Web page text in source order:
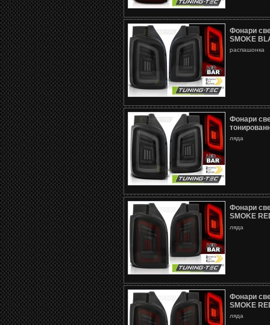
Фонари
SMOKE
распашонка
Фонари
ляда
Фонари
SMOKE
ляда
Фонари
SMOKE
ляда